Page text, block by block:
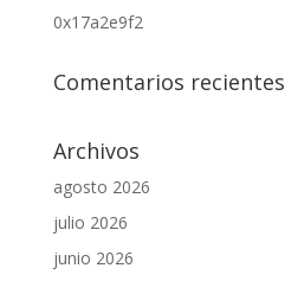
0x17a2e9f2
Comentarios recientes
Archivos
agosto 2026
julio 2026
junio 2026